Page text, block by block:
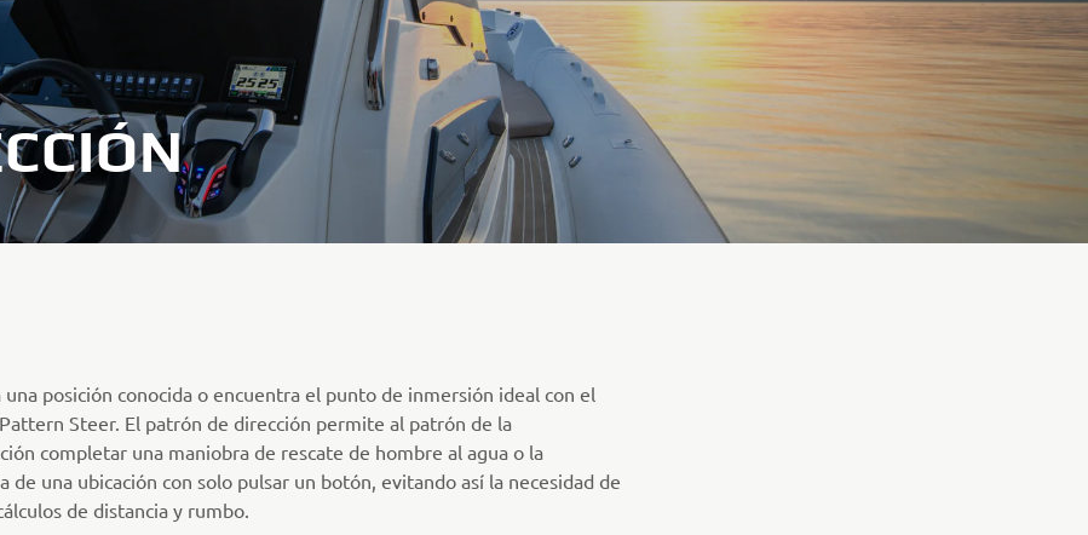
una posición conocida o encuentra el punto de inmersión ideal con el
Steer. El patrón de dirección permite al patrón de la
completar una maniobra de rescate de hombre al agua o la
de una ubicación con solo pulsar un botón, evitando así la necesidad de
de distancia y rumbo.